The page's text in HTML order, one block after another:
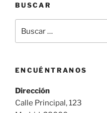
BUSCAR
por:
ENCUÉNTRANOS
Dirección
Calle Principal, 123